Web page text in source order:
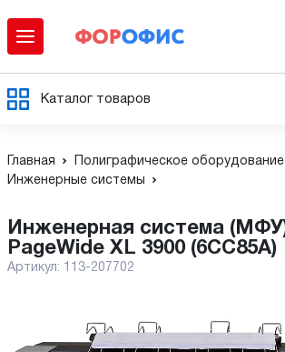
Каталог товаров
Главная
Полиграфическое оборудование
Инженерные системы
Инженерная система (МФУ) HP
PageWide XL 3900 (6CC85A)
Артикул: 113-207702